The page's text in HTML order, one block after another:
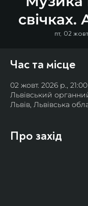
свічках.
пт, 02
Час та місце
02 жовт. 2026 р.,
Львівський
Львів, Львівська
Про захід